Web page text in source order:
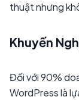
thuật nhưng
Khuyến
Đối với 90%
WordPress là